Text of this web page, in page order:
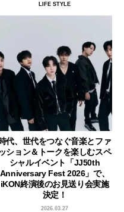
LIFE STYLE
代、世代をつなぐ音楽とファ
ッション＆トークを楽しむスペ
シャルイベント「JJ50th
Anniversary Fest 2026」で、
iKON終演後のお見送り会実施
決定！
2026.03.27